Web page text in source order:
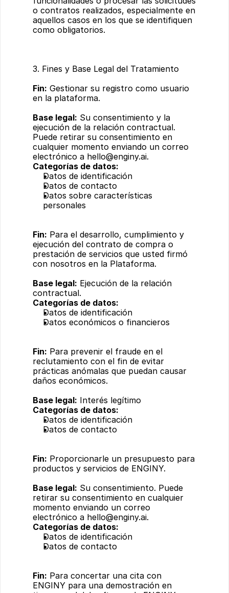
o contratos realizados, especialmente en
aquellos casos en los que se identifiquen
como obligatorios.
3. Fines y Base Legal del Tratamiento
Fin: Gestionar su registro como usuario
en la plataforma.
Base legal: Su consentimiento y la
ejecución de la relación contractual.
Puede retirar su consentimiento en
cualquier momento enviando un correo
electrónico a hello@enginy.ai.
Categorías de datos:
Datos de identificación
Datos de contacto
Datos sobre características
personales
Fin: Para el desarrollo, cumplimiento y
ejecución del contrato de compra o
prestación de servicios que usted firmó
con nosotros en la Plataforma.
Base legal: Ejecución de la relación
contractual.
Categorías de datos:
Datos de identificación
Datos económicos o financieros
Fin: Para prevenir el fraude en el
reclutamiento con el fin de evitar
prácticas anómalas que puedan causar
daños económicos.
Base legal: Interés legítimo
Categorías de datos:
Datos de identificación
Datos de contacto
Fin: Proporcionarle un presupuesto para
productos y servicios de ENGINY.
Base legal: Su consentimiento. Puede
retirar su consentimiento en cualquier
momento enviando un correo
electrónico a hello@enginy.ai.
Categorías de datos:
Datos de identificación
Datos de contacto
Fin: Para concertar una cita con
ENGINY para una demostración en